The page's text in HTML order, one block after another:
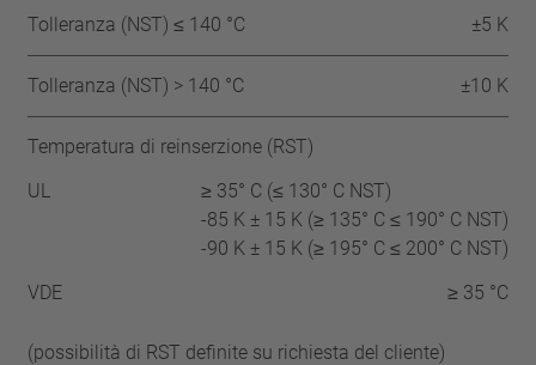
Tolleranza (NST) ≤ 140 °C ±5 K
Tolleranza (NST) > 140 °C ±10 K
Temperatura di reinserzione (RST)
UL
≥ 35° C (≤ 130° C NST)
-85 K ± 15 K (≥ 135° C ≤ 190° C NST)
-90 K ± 15 K (≥ 195° C ≤ 200° C NST)
VDE
≥ 35 °C
(possibilità di RST definite su richiesta del cliente)